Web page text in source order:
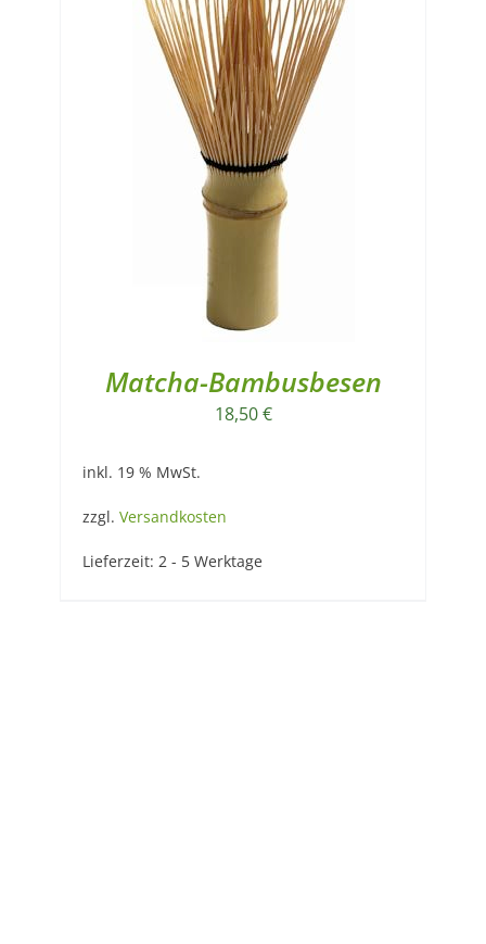
Matcha-Bambusbesen
18,50€
inkl. 19 % MwSt.
zzgl. Versandkosten
Lieferzeit: 2 - 5 Werktage